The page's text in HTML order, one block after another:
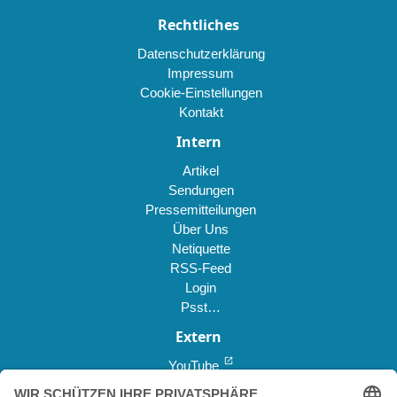
Rechtliches
Datenschutzerklärung
Impressum
Cookie-Einstellungen
Kontakt
Intern
Artikel
Sendungen
Pressemitteilungen
Über Uns
Netiquette
RSS-Feed
Login
Psst…
Extern
YouTube open_in_new
Reddit *